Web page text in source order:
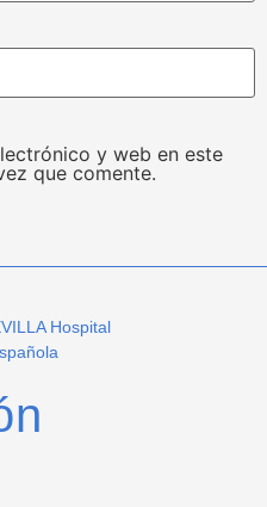
y web en este
que comente.
Hospital